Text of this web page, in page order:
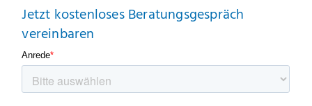
Jetzt kostenloses Beratungsgespräch
vereinbaren